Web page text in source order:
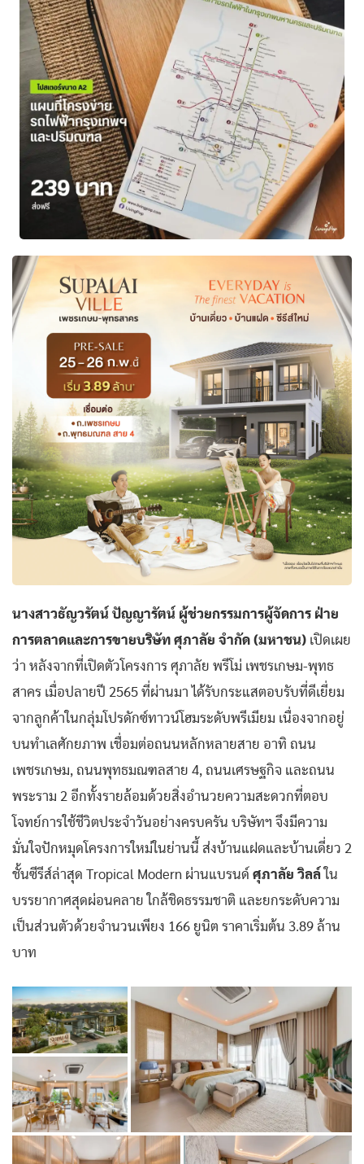
นางสาวธัญวรัตน์ ปัญญารัตน์ ผู้ช่วยกรรมการผู้จัดการ ฝ่าย
การตลาดและการขายบริษัท ศุภาลัย จำกัด (มหาชน) เปิดเผย
ว่า หลังจากที่เปิดตัวโครงการ ศุภาลัย พรีโม่ เพชรเกษม-พุทธ
สาคร เมื่อปลายปี 2565 ที่ผ่านมา ได้รับกระแสตอบรับที่ดีเยี่ยม
จากลูกค้าในกลุ่มโปรดักซ์ทาวน์โฮมระดับพรีเมียม เนื่องจากอยู่
บนทำเลศักยภาพ เชื่อมต่อถนนหลักหลายสาย อาทิ ถนน
เพชรเกษม, ถนนพุทธมณฑลสาย 4, ถนนเศรษฐกิจ และถนน
พระราม 2 อีกทั้งรายล้อมด้วยสิ่งอำนวยความสะดวกที่ตอบ
โจทย์การใช้ชีวิตประจำวันอย่างครบครัน บริษัทฯ จึงมีความ
มั่นใจปักหมุดโครงการใหม่ในย่านนี้ ส่งบ้านแฝดและบ้านเดี่ยว 2
ชั้นซีรีส์ล่าสุด Tropical Modern ผ่านแบรนด์ ศุภาลัย วิลล์ ใน
บรรยากาศสุดผ่อนคลาย ใกล้ชิดธรรมชาติ และยกระดับความ
เป็นส่วนตัวด้วยจำนวนเพียง 166 ยูนิต ราคาเริ่มต้น 3.89 ล้าน
บาท